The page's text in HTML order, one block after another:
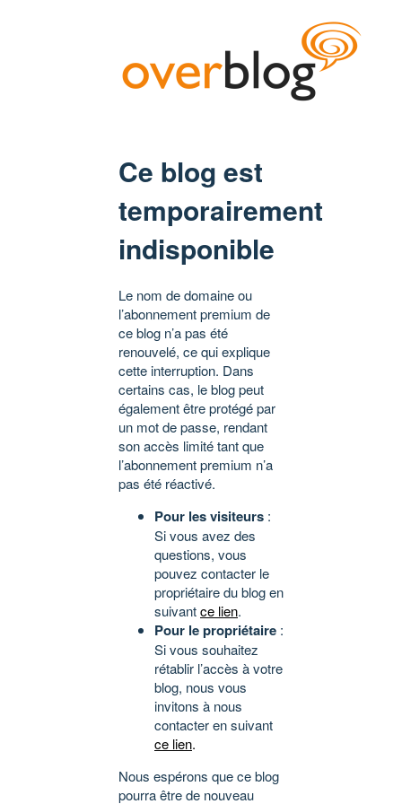
Ce blog est
temporairement
indisponible
Le nom de domaine ou
l’abonnement premium de
ce blog n’a pas été
renouvelé, ce qui explique
cette interruption. Dans
certains cas, le blog peut
également être protégé par
un mot de passe, rendant
son accès limité tant que
l’abonnement premium n’a
pas été réactivé.
Pour les visiteurs :
Si vous avez des
questions, vous
pouvez contacter le
propriétaire du blog en
suivantce lien.
Pour le propriétaire :
Si vous souhaitez
rétablir l’accès à votre
blog, nous vous
invitons à nous
contacter en suivant
ce lien.
Nous espérons que ce blog
pourra être de nouveau